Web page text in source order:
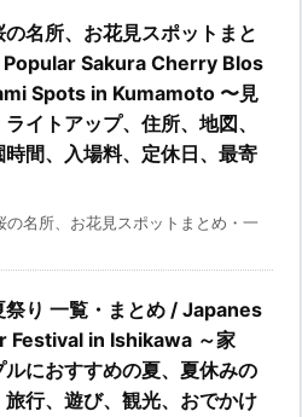
名所、お花見スポットまと
Popular Sakura Cherry Blos
Spots in Kumamoto 〜見
イトアップ、住所、地図、
時間、入場料、定休日、最寄
名所、お花見スポットまとめ・一
祭り 一覧・まとめ / Japanes
Festival in Ishikawa ～家
ルにおすすめの夏、夏休みの
旅行、遊び、観光、おでかけ